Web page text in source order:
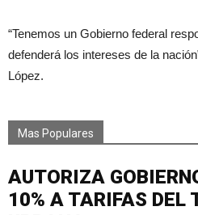
“Tenemos un Gobierno federal
defenderá los intereses de la
López.
Mas Populares
AUTORIZA
10% A TARIFAS DEL